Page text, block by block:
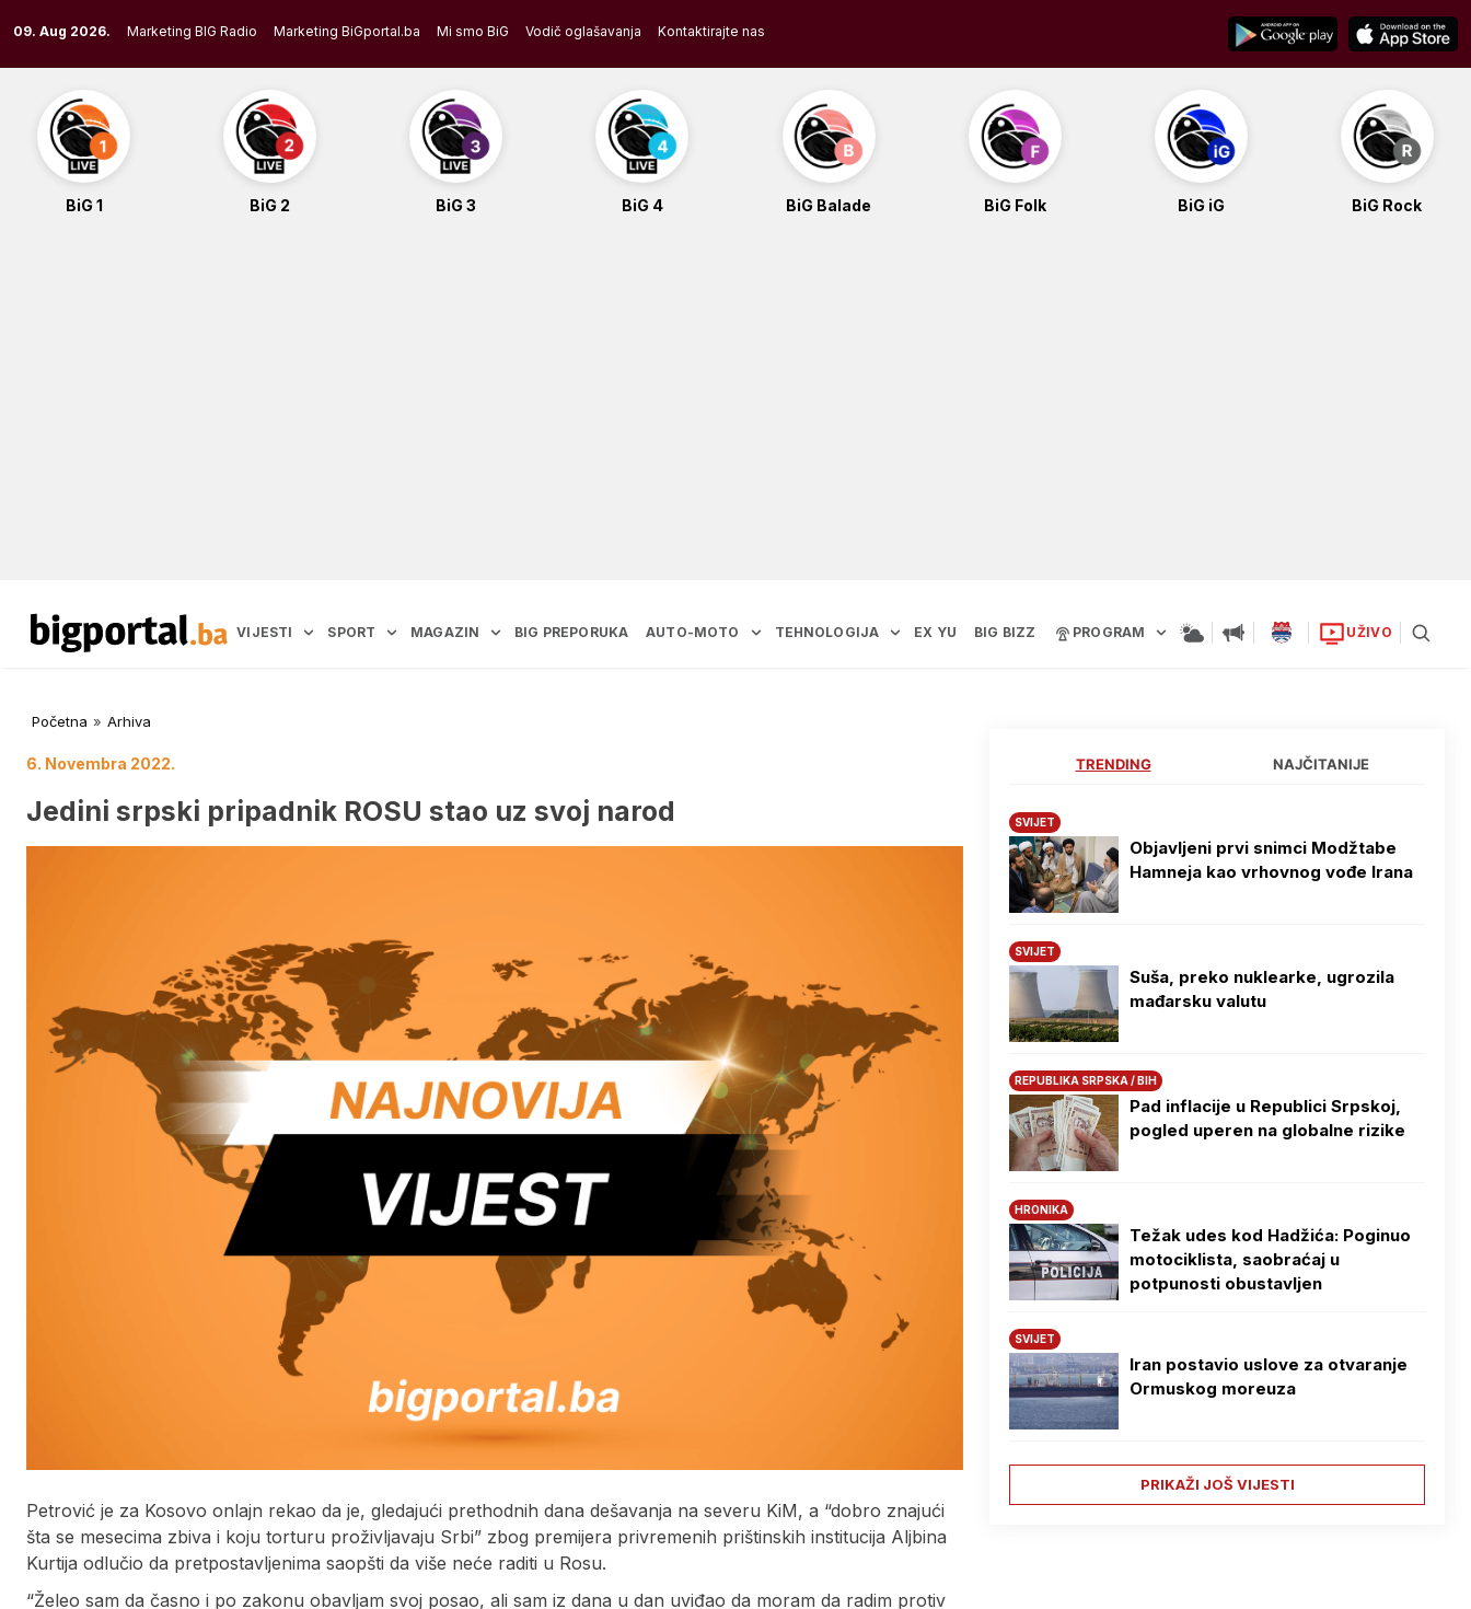
to
content
09. Aug 2026. Marketing BIG Radio Marketing BiGportal.ba Mi smo BiG Vodič oglašavanja Kontaktirajte nas
BiG 1 BiG 2 BiG 3 BiG 4 BiG Balade BiG Folk BiG iG BiG Rock
VIJESTI SPORT MAGAZIN BIG PREPORUKA AUTO-MOTO TEHNOLOGIJA EX YU BIG BIZZ PROGRAM UŽIVO
Početna » Arhiva
6. Novembra 2022.
Jedini srpski pripadnik ROSU stao uz svoj narod
Petrović je za Kosovo onlajn rekao da je, gledajući prethodnih dana dešavanja na severu KiM, a “dobro znajući
šta se mesecima zbiva i koju torturu proživljavaju Srbi” zbog premijera privremenih prištinskih institucija Aljbina
Kurtija odlučio da pretpostavljenima saopšti da više neće raditi u Rosu.
“Želeo sam da časno i po zakonu obavljam svoj posao, ali sam iz dana u dan uviđao da moram da radim protiv
TRENDING NAJČITANIJE
SVIJET
Objavljeni prvi snimci Modžtabe
Hamneja kao vrhovnog vođe Irana
SVIJET
Suša, preko nuklearke, ugrozila
mađarsku valutu
REPUBLIKA SRPSKA / BIH
Pad inflacije u Republici Srpskoj,
pogled uperen na globalne rizike
HRONIKA
Težak udes kod Hadžića: Poginuo
motociklista, saobraćaj u
potpunosti obustavljen
SVIJET
Iran postavio uslove za otvaranje
Ormuskog moreuza
PRIKAŽI JOŠ VIJESTI